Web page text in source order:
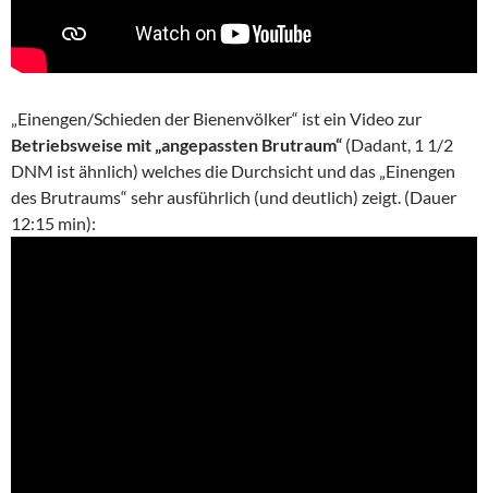
„Einengen/Schieden der Bienenvölker“ ist ein Video zur
Betriebsweise mit „angepassten Brutraum“ (Dadant, 1 1/2
DNM ist ähnlich) welches die Durchsicht und das „Einengen
des Brutraums“ sehr ausführlich (und deutlich) zeigt. (Dauer
12:15 min):